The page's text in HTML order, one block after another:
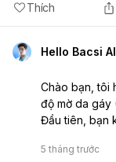
Thích
Hello Bacsi AI
Chào bạn, tôi
độ mờ da gáy
Đầu tiên, bạn
thứ 12 là một
5 tháng trước